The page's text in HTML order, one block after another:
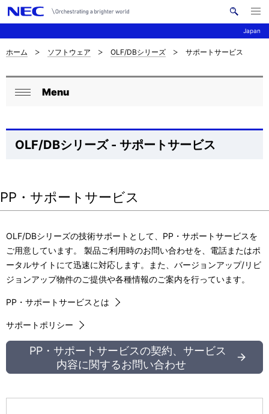
Japan
イ
メ
ニ
ュ
ナ
ビ
シ
サ
イ
ト
の
在
位
置
ホーム ソフトウェア OLF/DBシリーズ サポートサービス
ロ
カ
ビ
ゲ
ー
シ
ョ
ン
Menu
OLF/DBシリーズ - サポートサービス
PP・サポートサービス
OLF/DBシリーズの技術サポートとして、PP・サポートサービスを
ご用意しています。 製品ご利用時のお問い合わせを、電話またはポ
ータルサイトにて迅速に対応します。また、バージョンアップ/リビ
ジョンアップ物件のご提供や各種情報のご案内を行っています。
PP・サポートサービスとは
サポートポリシー
PP・サポートサービスの契約、サービス
内容に関するお問い合わせ